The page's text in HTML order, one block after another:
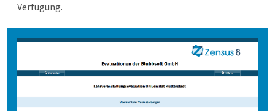
Online in Präsenz
Interaktive Statistik
Verfügung.